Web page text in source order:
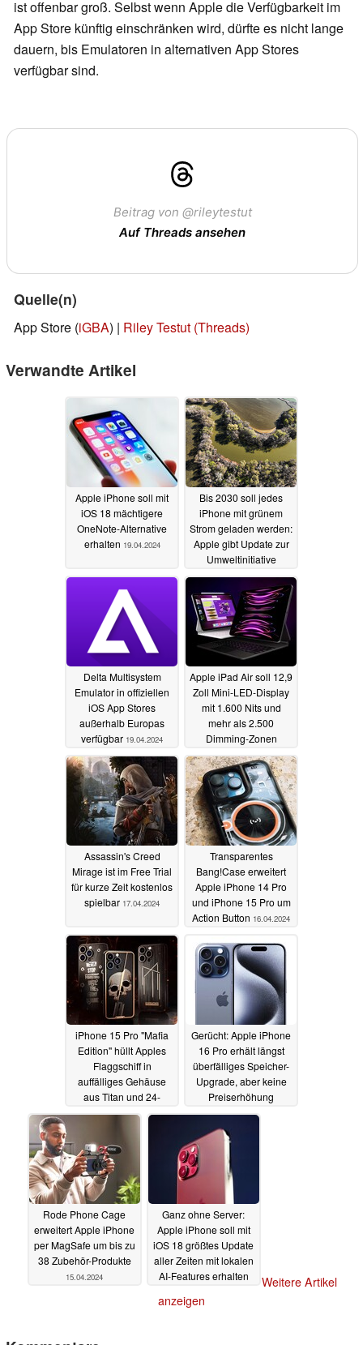
ist offenbar groß. Selbst wenn Apple die Verfügbarkeit im
App Store künftig einschränken wird, dürfte es nicht lange
dauern, bis Emulatoren in alternativen App Stores
verfügbar sind.
Beitrag von @rileytestut
Auf Threads ansehen
Quelle(n)
App Store (iGBA) | Riley Testut (Threads)
Verwandte Artikel
Apple iPhone soll mit
iOS 18 mächtigere
OneNote-Alternative
erhalten 19.04.2024
Bis 2030 soll jedes
iPhone mit grünem
Strom geladen werden:
Apple gibt Update zur
Umweltinitiative
19.04.2024
Delta Multisystem
Emulator in offiziellen
iOS App Stores
außerhalb Europas
verfügbar 19.04.2024
Apple iPad Air soll 12,9
Zoll Mini-LED-Display
mit 1.600 Nits und
mehr als 2.500
Dimming-Zonen
erhalten18.04.2024
Assassin's Creed
Mirage ist im Free Trial
für kurze Zeit kostenlos
spielbar 17.04.2024
Transparentes
Bang!Case erweitert
Apple iPhone 14 Pro
und iPhone 15 Pro um
Action Button 16.04.2024
iPhone 15 Pro "Mafia
Edition" hüllt Apples
Flaggschiff in
auffälliges Gehäuse
aus Titan und 24-
Karat-Gold16.04.2024
Gerücht: Apple iPhone
16 Pro erhält längst
überfälliges Speicher-
Upgrade, aber keine
Preiserhöhung
16.04.2024
Rode Phone Cage
erweitert Apple iPhone
per MagSafe um bis zu
38 Zubehör-Produkte
15.04.2024
Ganz ohne Server:
Apple iPhone soll mit
iOS 18 größtes Update
aller Zeiten mit lokalen
AI-Features erhalten
Weitere Artikel
anzeigen